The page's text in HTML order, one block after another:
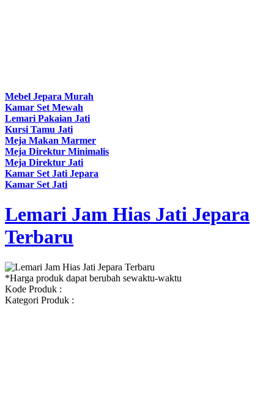
Mebel Jepara Murah
Kamar Set Mewah
Lemari Pakaian Jati
Kursi Tamu Jati
Meja Makan Marmer
Meja Direktur Minimalis
Meja Direktur Jati
Kamar Set Jati Jepara
Kamar Set Jati
Lemari Jam Hias Jati Jepara
Terbaru
*Harga produk dapat berubah sewaktu-waktu
Kode Produk :
Kategori Produk :